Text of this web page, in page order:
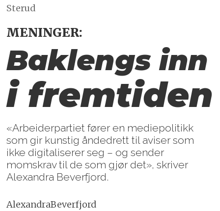
Sterud
MENINGER:
Baklengs inn
i fremtiden
«Arbeiderpartiet fører en mediepolitikk
som gir kunstig åndedrett til aviser som
ikke digitaliserer seg – og sender
momskrav til de som gjør det», skriver
Alexandra Beverfjord.
AlexandraBeverfjord